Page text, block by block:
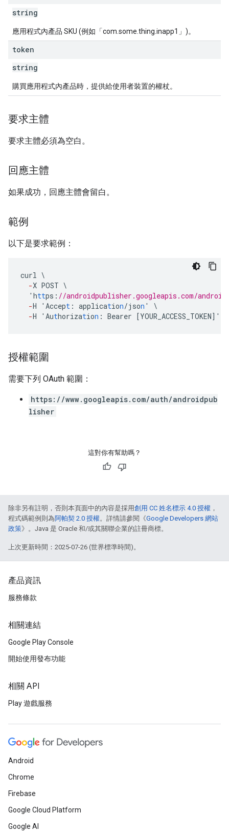
string
應用程式內產品 SKU (例如「com.some.thing.inapp1」)。
token
string
購買應用程式內產品時，提供給使用者裝置的權杖。
要求主體
要求主體必須為空白。
回應主體
如果成功，回應主體會留白。
範例
以下是要求範例：
curl \
-X POST \
'https : //androidpublisher.googleapis.com/
-H 'Accept : application/json '
\
-H 'Authorization : Bearer [YOUR_ACCESS_TOKEN] '
授權範圍
需要下列 OAuth 範圍：
https://www.googleapis.com/auth/androidpub
lisher
這對你有幫助嗎？
除非另有註明，否則本頁面中的內容是採用創用 CC 姓名標示 4.0 授權 ，
程式碼範例則為阿帕契 2.0 授權。詳情請參閱《Google Developers 網站
政策》。Java 是 Oracle 和/或其關聯企業的註冊商標。
上次更新時間：2025-07-26 (世界標準時間)。
產品資訊
服務條款
相關連結
Google Play Console
開始使用發布功能
相關 API
Play 遊戲服務
Android
Chrome
Firebase
Google Cloud Platform
Google AI